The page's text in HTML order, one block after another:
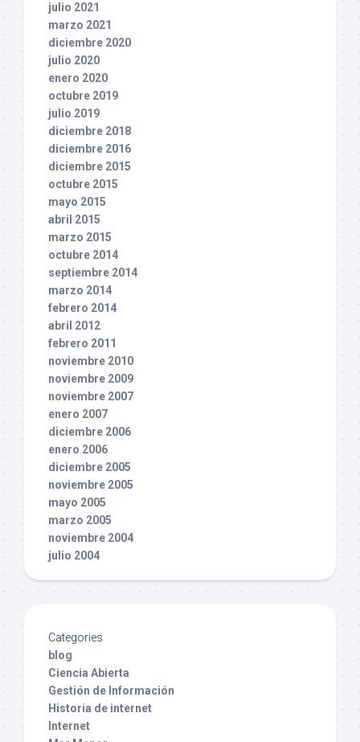
julio 2021
marzo 2021
diciembre 2020
julio 2020
enero 2020
octubre 2019
julio 2019
diciembre 2018
diciembre 2016
diciembre 2015
octubre 2015
mayo 2015
abril 2015
marzo 2015
octubre 2014
septiembre 2014
marzo 2014
febrero 2014
abril 2012
febrero 2011
noviembre 2010
noviembre 2009
noviembre 2007
enero 2007
diciembre 2006
enero 2006
diciembre 2005
noviembre 2005
mayo 2005
marzo 2005
noviembre 2004
julio 2004
Categories
blog
Ciencia Abierta
Gestión de Información
Historia de internet
Internet